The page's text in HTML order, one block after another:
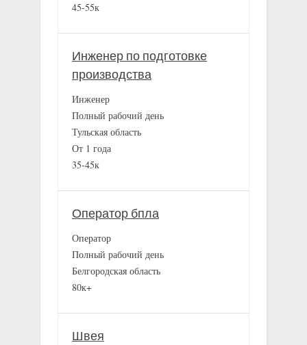
45-55к
Инженер по подготовке
производства
Инженер
Полный рабочий день
Тульская область
От 1 года
35-45к
Оператор бпла
Оператор
Полный рабочий день
Белгородская область
80к+
Швея